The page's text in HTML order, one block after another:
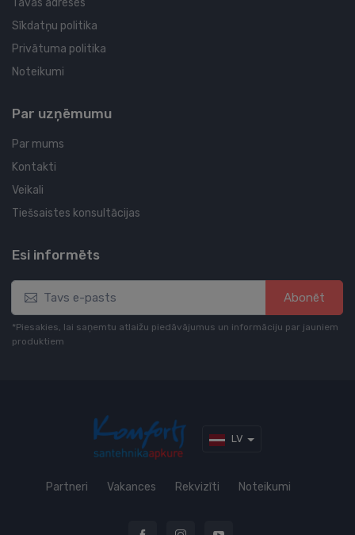
Tavas adreses
Sīkdatņu politika
Privātuma politika
Noteikumi
Par uzņēmumu
Par mums
Kontakti
Veikali
Tiešsaistes konsultācijas
Esi informēts
Abonēt
*Piesakies, lai saņemtu atlaižu piedāvājumus un informāciju par jauniem
produktiem
LV
Partneri Vakances Rekvizīti Noteikumi